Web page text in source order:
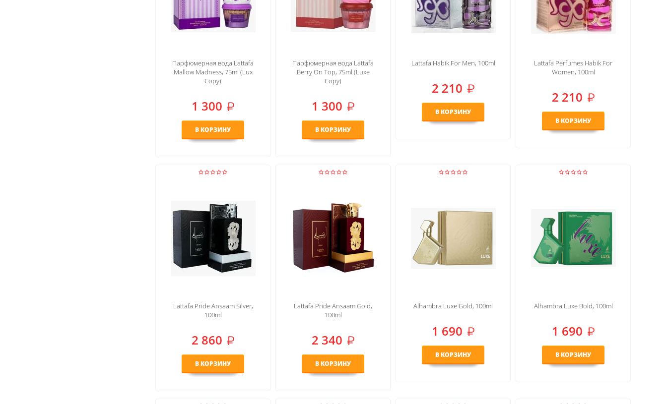
Парфюмерная вода Lattafa
Mallow Madness, 75ml (Lux
Copy)
1 300
В КОРЗИНУ
Парфюмерная вода Lattafa
Berry On Top, 75ml (Luxe
Copy)
1 300
В КОРЗИНУ
Lattafa Habik For Men, 100ml
2 210
В КОРЗИНУ
Lattafa Perfumes Habik For
Women, 100ml
2 210
В КОРЗИНУ
Lattafa Pride Ansaam Silver,
100ml
2 860
В КОРЗИНУ
Lattafa Pride Ansaam Gold,
100ml
2 340
В КОРЗИНУ
Alhambra Luxe Gold, 100ml
1 690
В КОРЗИНУ
Alhambra Luxe Bold, 100ml
1 690
В КОРЗИНУ